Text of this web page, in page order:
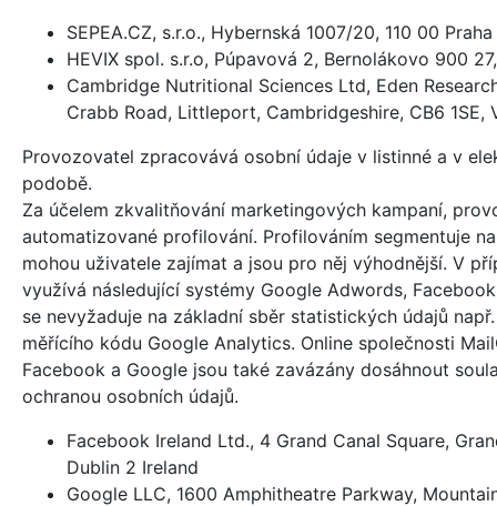
SEPEA.CZ, s.r.o., Hybernská 1007/20, 110 00 Praha
HEVIX spol. s.r.o, Púpavová 2, Bernolákovo 900
Cambridge Nutritional Sciences Ltd, Eden
Crabb Road, Littleport, Cambridgeshire, CB6 1SE,
Provozovatel zpracovává osobní údaje v listinné a v
podobě.
Za účelem zkvalitňování marketingových kampaní,
automatizované profilování. Profilováním segmentuje
mohou uživatele zajímat a jsou pro něj výhodnější. V
využívá následující systémy Google Adwords,
se nevyžaduje na základní sběr statistických údajů
měřícího kódu Google Analytics. Online společnosti
Facebook a Google jsou také zavázány dosáhnout
ochranou osobních údajů.
Facebook Ireland Ltd., 4 Grand Canal Square,
Dublin 2 Ireland
Google LLC, 1600 Amphitheatre Parkway,